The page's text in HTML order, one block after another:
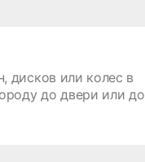
дисков или колес в
до двери или до